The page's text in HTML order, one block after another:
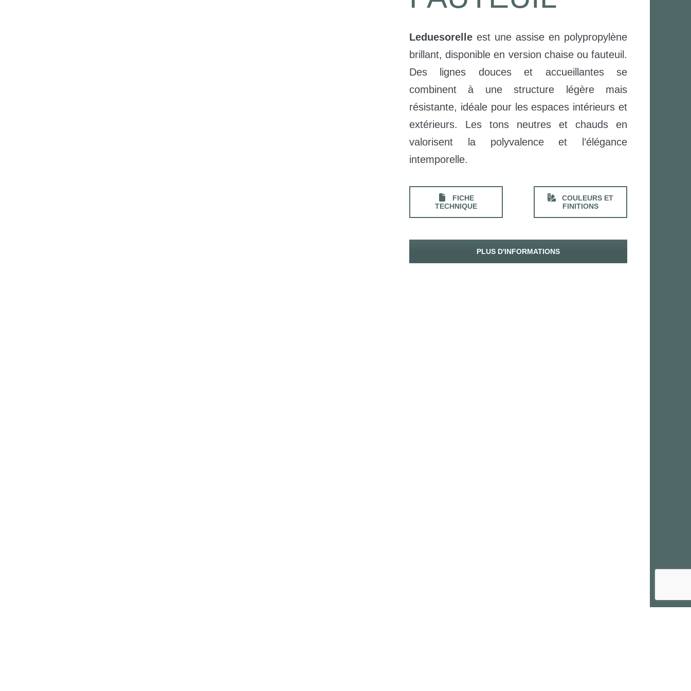
Leduesorelle est une assise en polypropylène
brillant, disponible en version chaise ou fauteuil.
Des lignes douces et accueillantes se
combinent à une structure légère mais
résistante, idéale pour les espaces intérieurs et
extérieurs. Les tons neutres et chauds en
valorisent la polyvalence et l’élégance
intemporelle.
FICHE
TECHNIQUE
COULEURS ET
FINITIONS
PLUS D'INFORMATIONS